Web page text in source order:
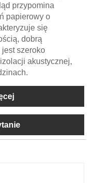
przypomina
papierowy o
się
dobrą
szeroko
akustycznej,